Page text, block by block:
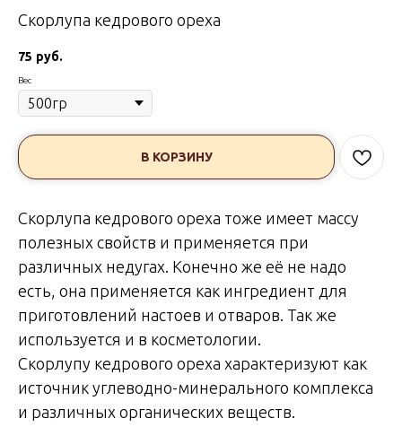
Скорлупа кедрового ореха
75 руб.
Вес
В КОРЗИНУ
Скорлупа кедрового ореха тоже имеет массу
полезных свойств и применяется при
различных недугах. Конечно же её не надо
есть, она применяется как ингредиент для
приготовлений настоев и отваров. Так же
используется и в косметологии.
Скорлупу кедрового ореха характеризуют как
источник углеводно-минерального комплекса
и различных органических веществ.